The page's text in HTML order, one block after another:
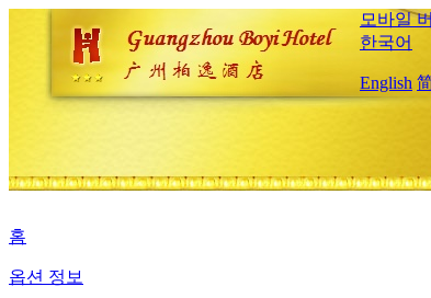
모바일
한국어
English
홈
옵션 정보